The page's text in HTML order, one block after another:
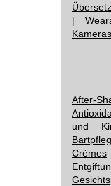
|
Kameras
After-
und
Crèmes